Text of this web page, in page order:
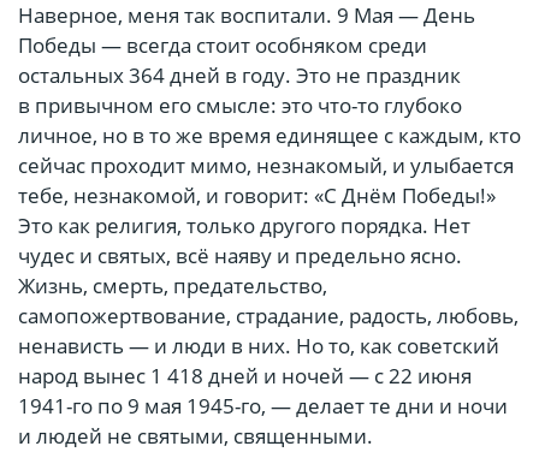
Наверное, меня так воспитали. 9 Мая — День
Победы — всегда стоит особняком среди
остальных 364 дней в году. Это не праздник
в привычном его смысле: это что-то глубоко
личное, но в то же время единящее с каждым, кто
сейчас проходит мимо, незнакомый, и улыбается
тебе, незнакомой, и говорит: «С Днём Победы!»
Это как религия, только другого порядка. Нет
чудес и святых, всё наяву и предельно ясно.
Жизнь, смерть, предательство,
самопожертвование, страдание, радость, любовь,
ненависть — и люди в них. Но то, как советский
народ вынес 1 418 дней и ночей — с 22 июня
1941-го по 9 мая 1945-го, — делает те дни и ночи
и людей не святыми, священными.